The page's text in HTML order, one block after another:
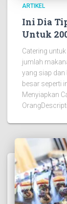
ARTIKEL
Ini Dia
Untuk
Catering
jumlah
yang siap
besar seperti
Menyiapkan